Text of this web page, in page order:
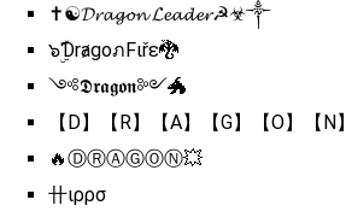
✝☯𝓓𝓻𝓪𝓰𝓸𝓷 𝓛𝓮𝓪𝓭𝓮𝓻☭☣༒
๖ۣۜƊrⱥgoภFιřε🐉
༺𝕯𝖗𝖆𝖌𝖔𝖓༻🐲
【D】【R】【A】【G】【O】【N】
🔥ⒹⓇⒶⒼⓄⓃ💥
卄ιρρσ